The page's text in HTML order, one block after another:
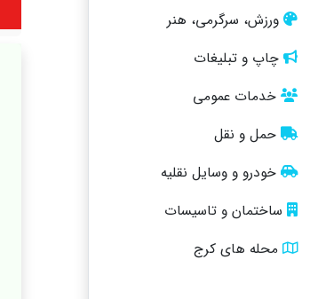
ورزش، سرگرمی، هنر
چاپ و تبلیغات
خدمات عمومی
حمل و نقل
خودرو و وسایل نقلیه
ساختمان و تاسیسات
محله های کرج